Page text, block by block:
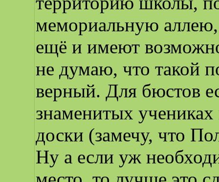
мемориальную
ещё и имеют
не думаю, что такой
верный. Для бюстов
знаменитых
доски (замечу, что
Ну а если уж